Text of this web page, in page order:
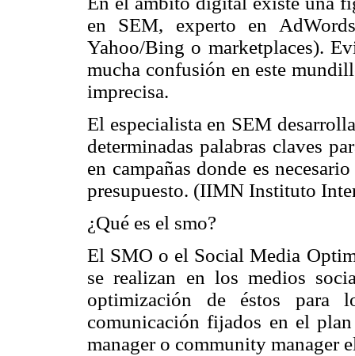
en SEM, experto en
Yahoo/Bing o marketplaces).
mucha confusión en este
imprecisa.
El especialista en SEM
determinadas palabras claves
en campañas donde es
presupuesto. (IIMN Instituto
¿Qué es el smo?
El SMO o el Social Media
se realizan en los medios
optimización de éstos para
comunicación fijados en el
manager o community manager